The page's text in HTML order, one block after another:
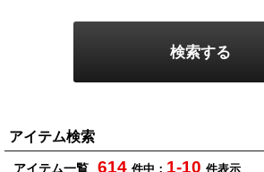
アイテム検索
アイテム一覧 614 件中： 1-10 件表示